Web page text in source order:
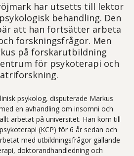
har utsetts till lektor
behandling. Den
att han fortsätter arbeta
forskningsfrågor. Men
på forskarutbildning
för psykoterapi och
psykolog, disputerade Markus
en avhandling om insomni och
arbetat på universitet. Han kom till
(KCP) för 6 år sedan och
med utbildningsfrågor gällande
doktorandhandledning och